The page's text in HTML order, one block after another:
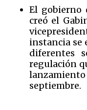
El gobierno
creó el
instancia se
diferentes
regulación
septiembre.